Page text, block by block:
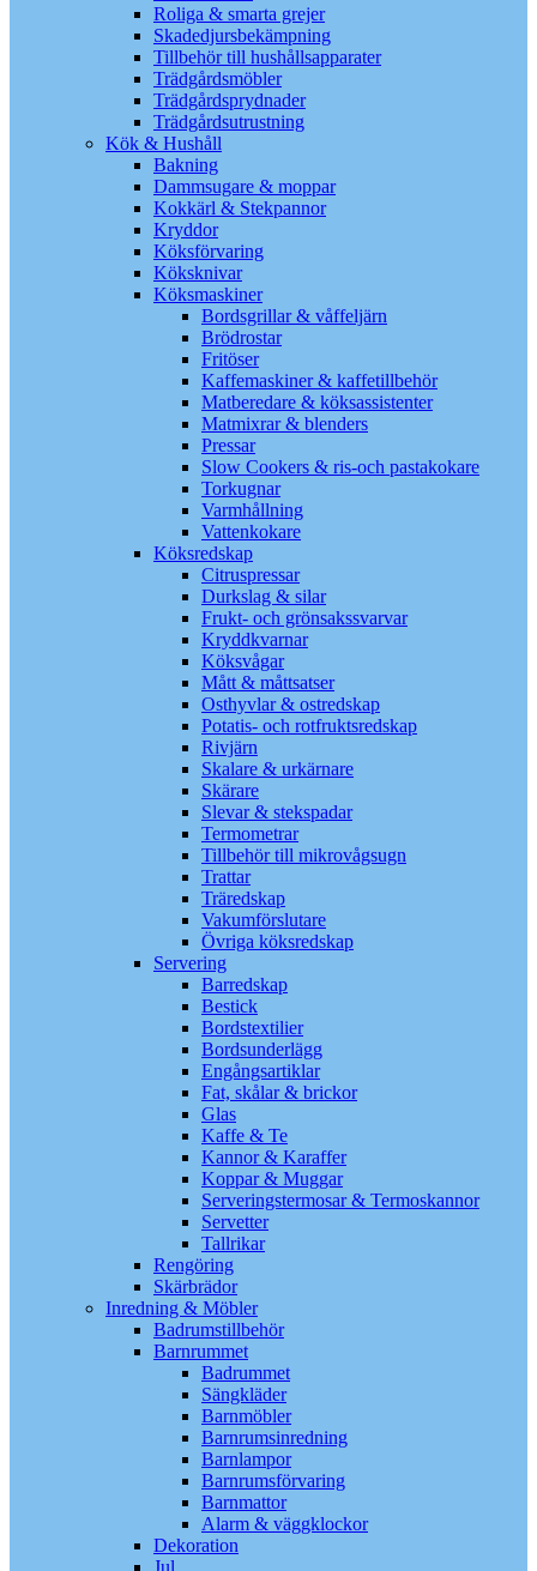
Roliga & smarta grejer
Skadedjursbekämpning
Tillbehör till hushållsapparater
Trädgårdsmöbler
Trädgårdsprydnader
Trädgårdsutrustning
Kök & Hushåll
Bakning
Dammsugare & moppar
Kokkärl & Stekpannor
Kryddor
Köksförvaring
Köksknivar
Köksmaskiner
Bordsgrillar & våffeljärn
Brödrostar
Fritöser
Kaffemaskiner & kaffetillbehör
Matberedare & köksassistenter
Matmixrar & blenders
Pressar
Slow Cookers & ris-och pastakokare
Torkugnar
Varmhållning
Vattenkokare
Köksredskap
Citruspressar
Durkslag & silar
Frukt- och grönsakssvarvar
Kryddkvarnar
Köksvågar
Mått & måttsatser
Osthyvlar & ostredskap
Potatis- och rotfruktsredskap
Rivjärn
Skalare & urkärnare
Skärare
Slevar & stekspadar
Termometrar
Tillbehör till mikrovågsugn
Trattar
Träredskap
Vakumförslutare
Övriga köksredskap
Servering
Barredskap
Bestick
Bordstextilier
Bordsunderlägg
Engångsartiklar
Fat, skålar & brickor
Glas
Kaffe & Te
Kannor & Karaffer
Koppar & Muggar
Serveringstermosar & Termoskannor
Servetter
Tallrikar
Rengöring
Skärbrädor
Inredning & Möbler
Badrumstillbehör
Barnrummet
Badrummet
Sängkläder
Barnmöbler
Barnrumsinredning
Barnlampor
Barnrumsförvaring
Barnmattor
Alarm & väggklockor
Dekoration
Jul